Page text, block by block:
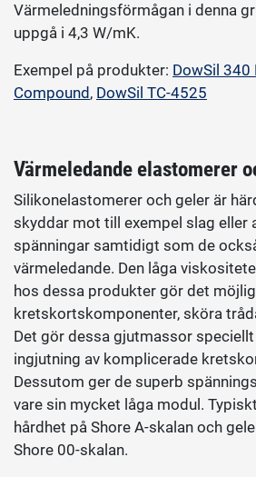
Värmeledningsförmågan i denna
uppgå i 4,3 W/mK.
Exempel på produkter: DowSil 340
Compound , DowSil TC-4525
Värmeledande elastomerer
Silikonelastomerer och geler är
skyddar mot till exempel slag eller
spänningar samtidigt som de
värmeledande. Den låga
hos dessa produkter gör det
kretskortskomponenter, sköra
Det gör dessa gjutmassor
ingjutning av komplicerade
Dessutom ger de superb
vare sin mycket låga modul.
hårdhet på Shore A-skalan och
Shore 00-skalan.